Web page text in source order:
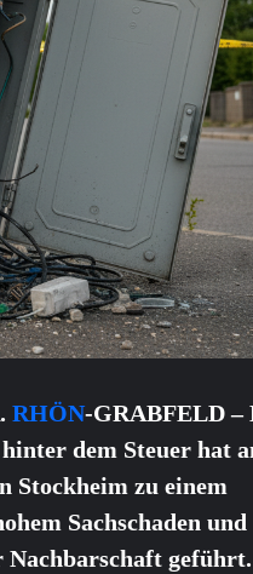
RHÖN-GRABFELD –
dem Steuer hat
Stockheim zu einem
Sachschaden und